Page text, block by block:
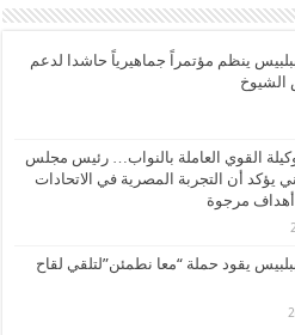
ينظم مؤتمراً جماهيرياً حاشدا لدعم
القوي العاملة بالنواب… رئيس مجلس
يؤكد أن التجربة المصرية في الاتحادات
أهداف مرجوة
يقود حملة “معا نطمئن”لتلقي لقاح